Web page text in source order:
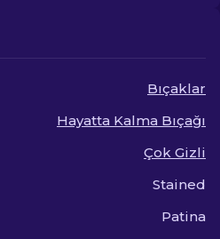
Bıçaklar
Hayatta Kalma Bıçağı
Çok Gizli
Stained
Patina